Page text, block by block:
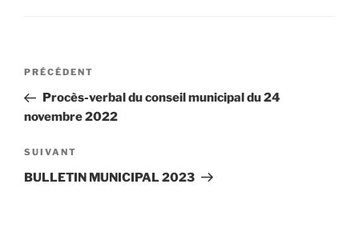
PRÉCÉDENT
Procès-verbal du conseil municipal du 24
novembre 2022
SUIVANT
BULLETIN MUNICIPAL 2023